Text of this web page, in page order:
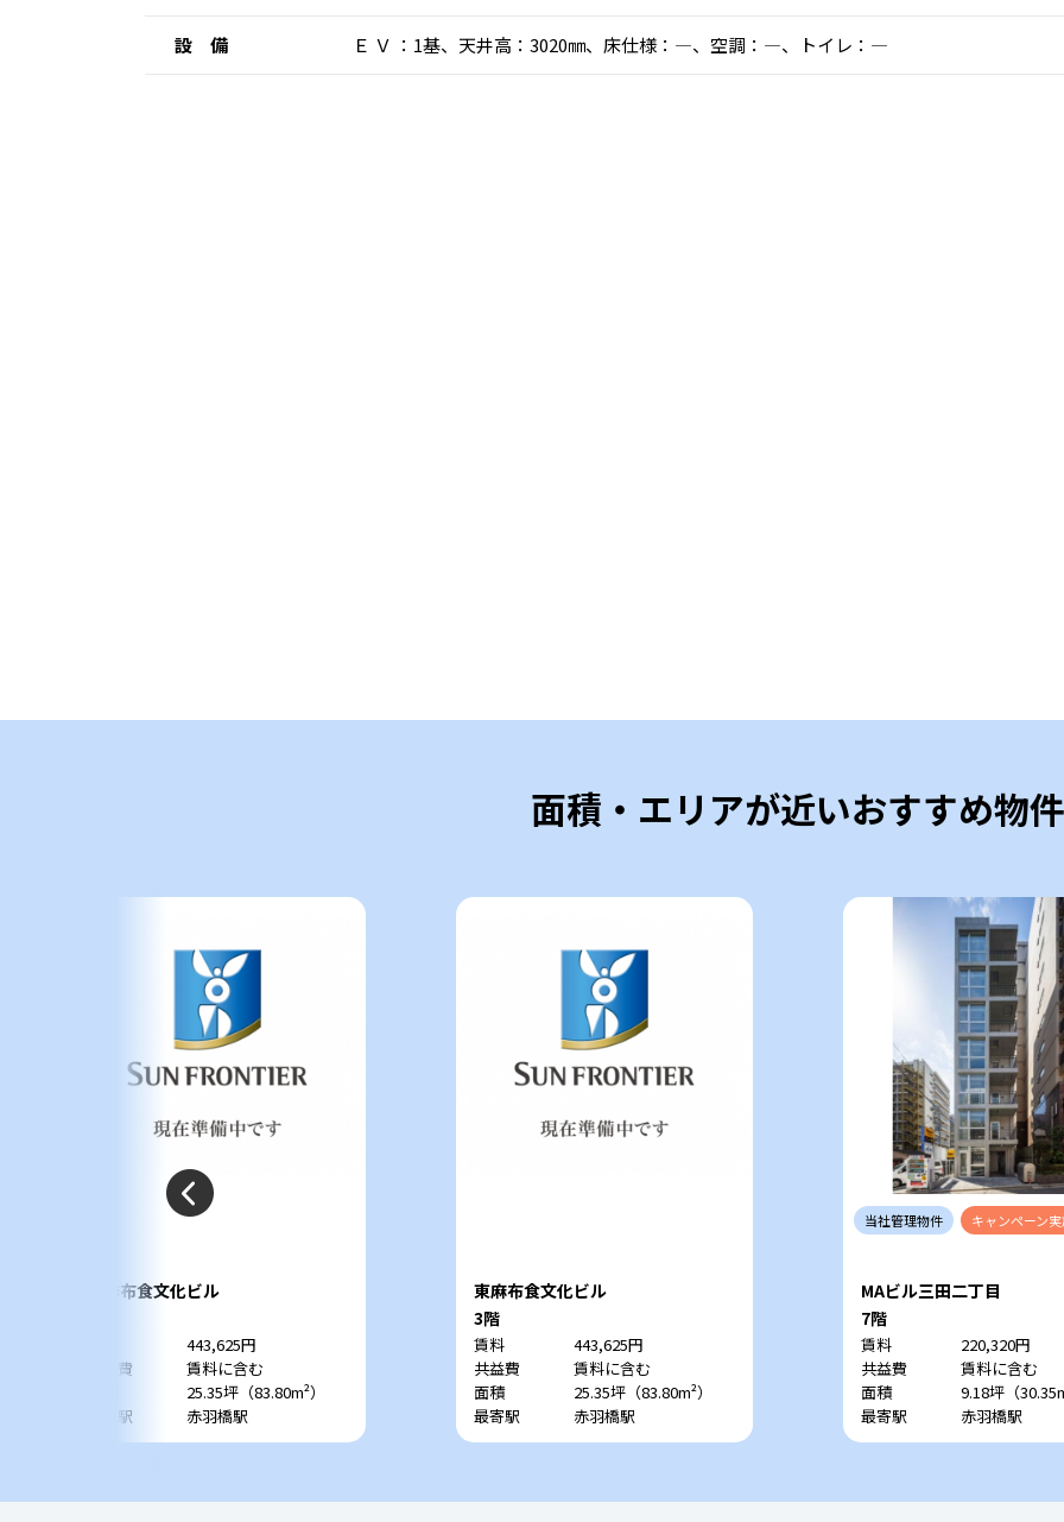
設 備 Ｅ Ｖ ：1基、天井高：3020㎜、床仕様：―、空調：―、トイレ：―
面積・エリアが近いおすすめ物件
東麻布食文化ビル
443,625円
共益費
賃料に含む
25.35坪（83.80m²）
最寄駅
赤羽橋駅
東麻布食文化ビル
3階
賃料
443,625円
共益費
賃料に含む
面積
25.35坪（83.80m²）
最寄駅
赤羽橋駅
当社管理物件 キャンペーン
MAビル三田二丁目
7階
賃料
220,320円
共益費
賃料に含む
面積
9.18坪（
最寄駅
赤羽橋駅